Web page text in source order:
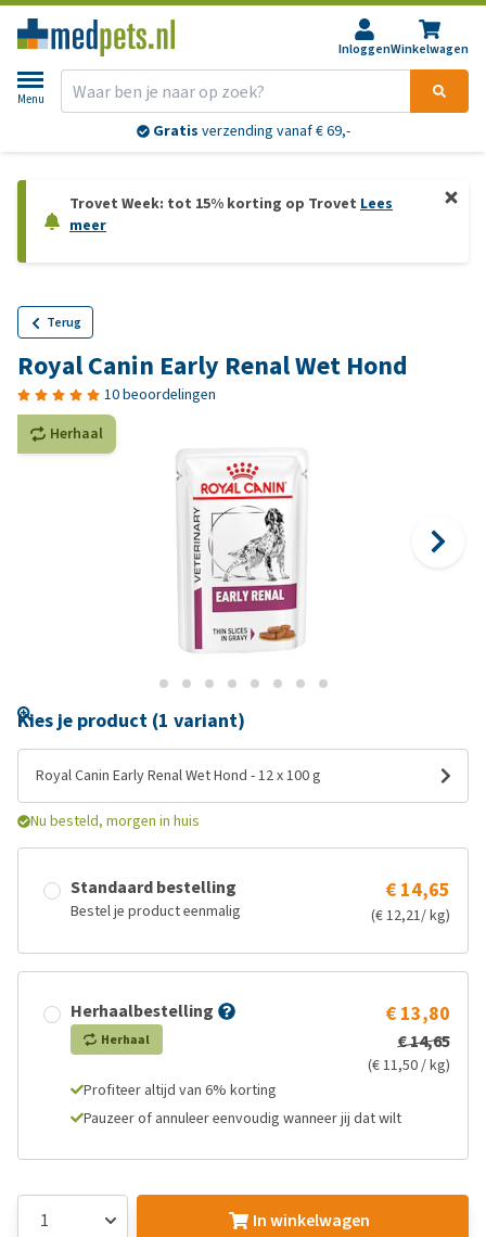
InloggenWinkelwagen
Menu
Gratis verzending vanaf € 69,-
Trovet Week: tot 15% korting op Trovet Lees
meer
Terug
Royal Canin Early Renal Wet Hond
10 beoordelingen
Herhaal
Kies je product (1 variant)
Royal Canin Early Renal Wet Hond - 12 x 100 g
Nu besteld, morgen in huis
Standaard bestelling
Bestel je product eenmalig
€ 14,65
(€ 12,21/ kg)
Herhaalbestelling
Herhaal
€ 13,80
€ 14,65
(€ 11,50 / kg)
Profiteer altijd van 6% korting
Pauzeer of annuleer eenvoudig wanneer jij dat wilt
In winkelwagen